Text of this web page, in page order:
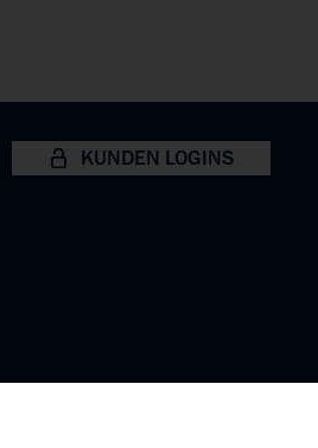
KUNDEN LOGINS